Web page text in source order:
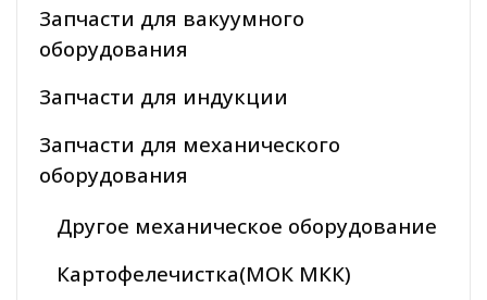
Запчасти для вакуумного
оборудования
Запчасти для индукции
Запчасти для механического
оборудования
Другое механическое оборудование
Картофелечистка(МОК МКК)